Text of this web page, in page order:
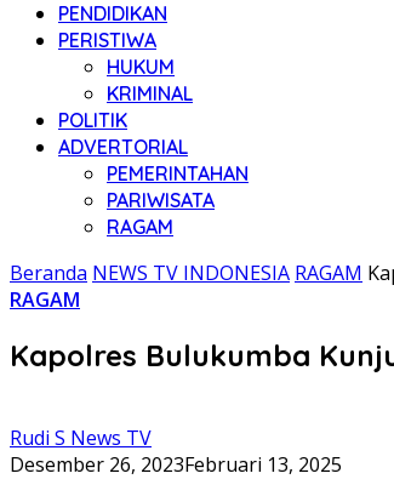
PENDIDIKAN
PERISTIWA
HUKUM
KRIMINAL
POLITIK
ADVERTORIAL
PEMERINTAHAN
PARIWISATA
RAGAM
Beranda NEWS TV INDONESIA RAGAM
RAGAM
Kapolres Bulukumba
Rudi S News TV
Desember 26, 2023Februari 13, 2025